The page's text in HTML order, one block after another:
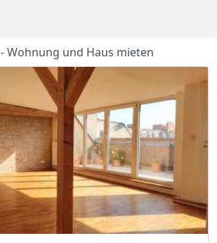
- Wohnung und Haus mieten